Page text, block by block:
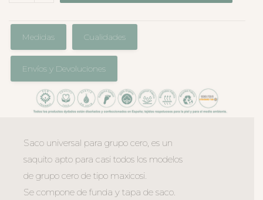
Medidas Cualidades
Envíos y Devoluciones
Saco universal para grupo cero, es un
saquito apto para casi todos los modelos
de grupo cero de tipo maxicosi.
Se compone de funda y tapa de saco.